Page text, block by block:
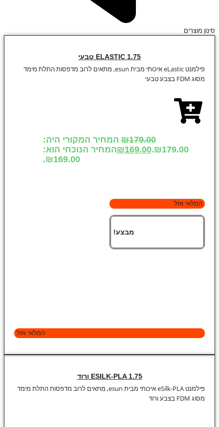
סינון מוצרים
ELASTIC 1.75 טבעי
פילמנט eLastic איכותי מבית esun, מתאים לרוב מדפסות התלת מימד
מסוג FDM בצבע טבעי
₪179.00
המחיר המקורי היה:
₪179.00.
₪169.00
המחיר הנוכחי הוא:
₪169.00.
המלאי אזל
מבצע!
המלאי אזל
ESILK-PLA 1.75 ורוד
פילמנט eSilk-PLA איכותי מבית esun, מתאים לרוב מדפסות התלת מימד
מסוג FDM בצבע ורוד